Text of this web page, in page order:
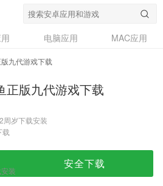
电脑应用
MAC应用
设计奖
九代游戏下载
正版九代游戏下载
周岁下载安装
载
装
安全下载